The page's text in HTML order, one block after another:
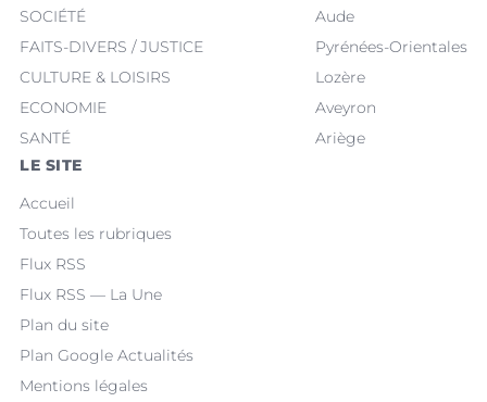
SOCIÉTÉ
FAITS-DIVERS / JUSTICE
CULTURE & LOISIRS
ECONOMIE
SANTÉ
Aude
Pyrénées-Orientales
Lozère
Aveyron
Ariège
LE SITE
Accueil
Toutes les rubriques
Flux RSS
Flux RSS — La Une
Plan du site
Plan Google Actualités
Mentions légales